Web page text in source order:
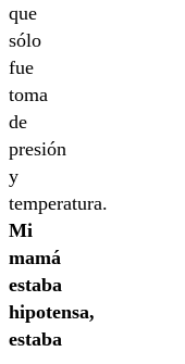
que
sólo
fue
toma
de
presión
y
temperatura.
Mi
mamá
estaba
hipotensa,
estaba